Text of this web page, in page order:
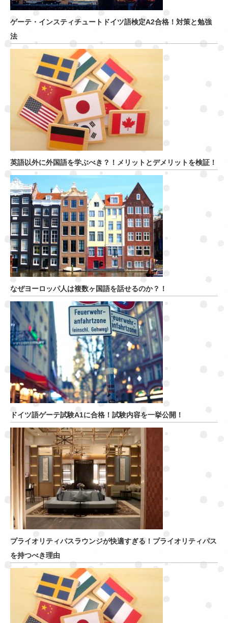
ゲーテ・インスティチュートドイツ語検定A2合格！対策と勉強
法
英語以外に外国語を学ぶべき？！メリットとデメリットを検証！
なぜヨーロッパ人は複数ヶ国語を話せるのか？！
ドイツ語ゲーテ試験A1に合格！試験内容を一挙公開！
プライオリティパスラウンジが快適すぎる！プライオリティパス
を持つべき理由